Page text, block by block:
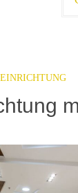
EINRICHTUNG